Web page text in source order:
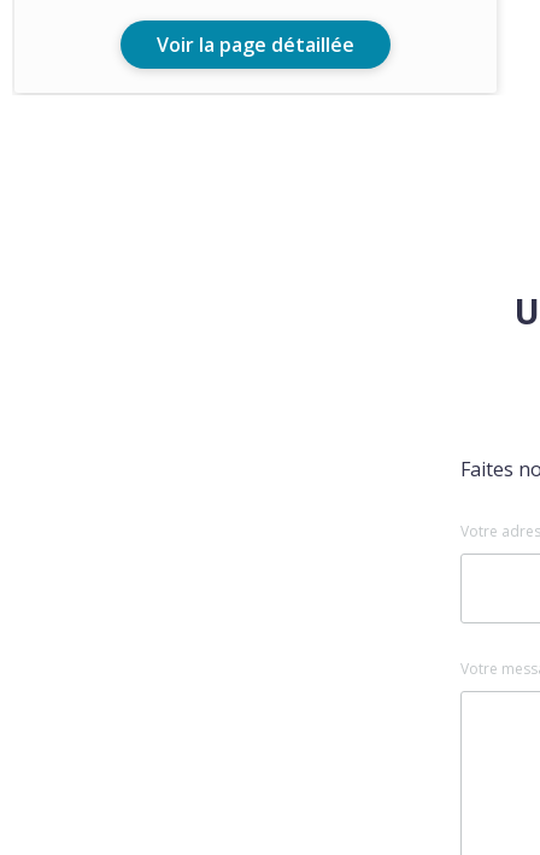
Voir la page détaillée
Faites
Votre
Votre